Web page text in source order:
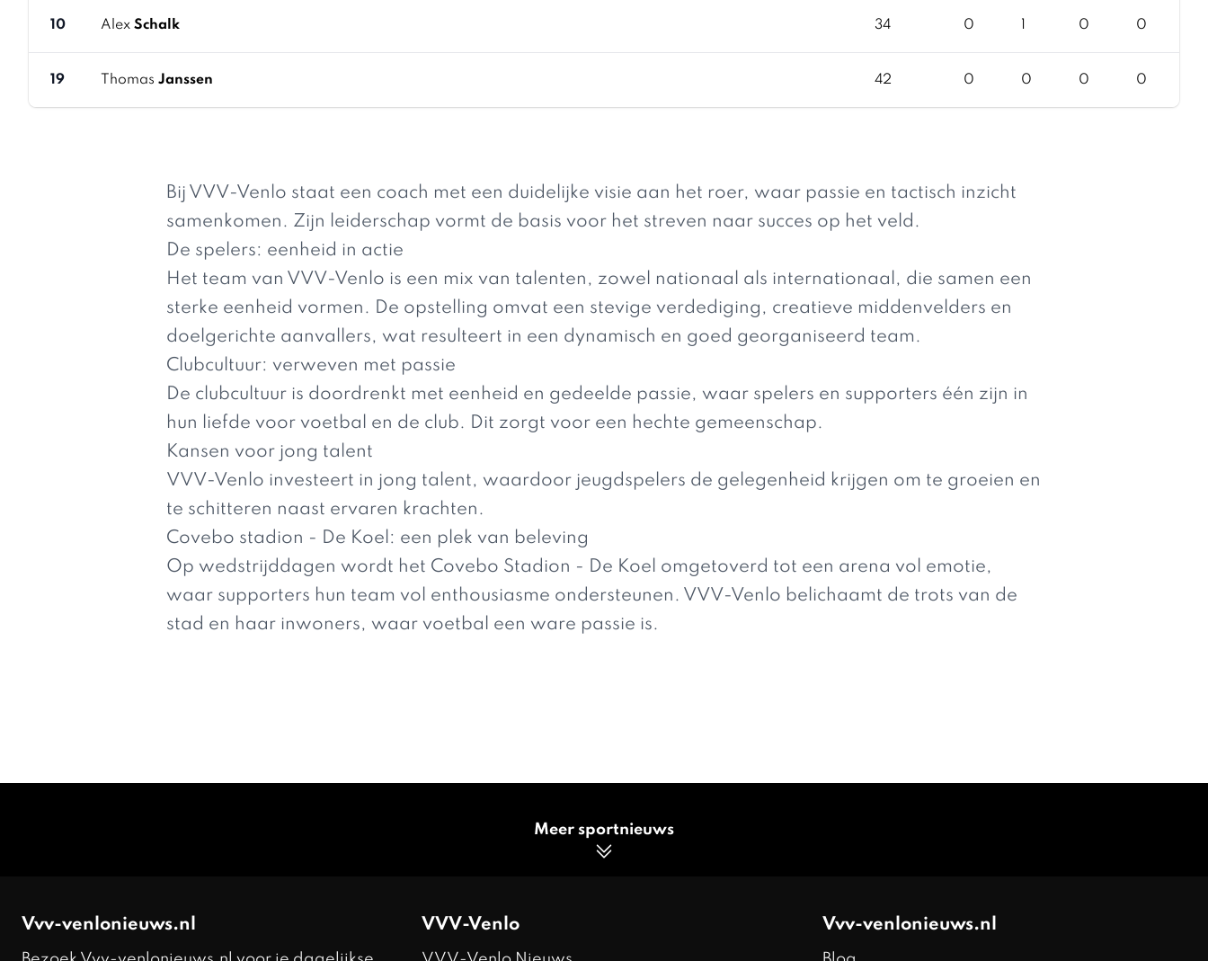
10 Alex Schalk 34 0 0 0
19 Thomas Janssen 42 0 0 0 0
Bij VVV-Venlo staat een coach met een duidelijke visie aan het roer, waar passie en tactisch inzicht
samenkomen. Zijn leiderschap vormt de basis voor het streven naar succes op het veld.
De spelers: eenheid in actie
Het team van VVV-Venlo is een mix van talenten, zowel nationaal als internationaal, die samen een
sterke eenheid vormen. De opstelling omvat een stevige verdediging, creatieve middenvelders en
doelgerichte aanvallers, wat resulteert in een dynamisch en goed georganiseerd team.
Clubcultuur: verweven met passie
De clubcultuur is doordrenkt met eenheid en gedeelde passie, waar spelers en supporters één zijn in
hun liefde voor voetbal en de club. Dit zorgt voor een hechte gemeenschap.
Kansen voor jong talent
VVV-Venlo investeert in jong talent, waardoor jeugdspelers de gelegenheid krijgen om te groeien en
te schitteren naast ervaren krachten.
Covebo stadion - De Koel: een plek van beleving
Op wedstrijddagen wordt het Covebo Stadion - De Koel omgetoverd tot een arena vol emotie,
waar supporters hun team vol enthousiasme ondersteunen. VVV-Venlo belichaamt de trots van de
stad en haar inwoners, waar voetbal een ware passie is.
Meer sportnieuws
Vvv-venlonieuws.nl VVV-Venlo Vvv-venlonieuws.nl